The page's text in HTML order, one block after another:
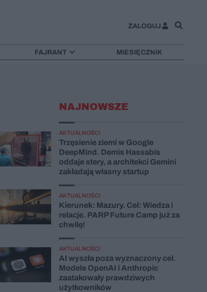
ZALOGUJ
FAJRANT MIESIĘCZNIK
NAJNOWSZE
AKTUALNOŚCI
Trzęsienie ziemi w Google
DeepMind. Demis Hassabis
oddaje stery, a architekci Gemini
zakładają własny startup
AKTUALNOŚCI
Kierunek: Mazury. Cel: Wiedza i
relacje. PARP Future Camp już za
chwilę!
AKTUALNOŚCI
AI wyszła poza wyznaczony cel.
Modele OpenAI i Anthropic
zaatakowały prawdziwych
użytkowników